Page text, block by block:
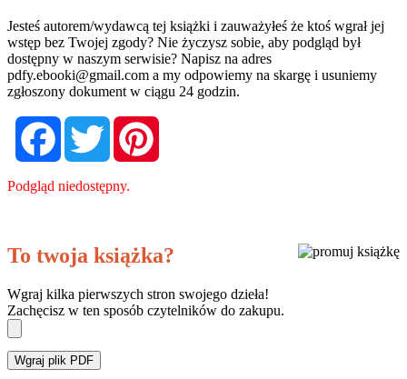
Jesteś autorem/wydawcą tej książki i zauważyłeś że ktoś wgrał jej
wstęp bez Twojej zgody? Nie życzysz sobie, aby podgląd był
dostępny w naszym serwisie? Napisz na adres
pdfy.ebooki@gmail.com a my odpowiemy na skargę i usuniemy
zgłoszony dokument w ciągu 24 godzin.
FacebookTwitter
Podgląd niedostępny.
To twoja książka?
Wgraj kilka pierwszych stron swojego dzieła!
Zachęcisz w ten sposób czytelników do zakupu.
Wgraj plik PDF